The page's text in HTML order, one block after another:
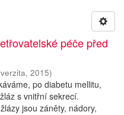
péče před
, 2015)
po diabetu mellitu,
s vnitřní sekrecí.
jsou záněty, nádory,